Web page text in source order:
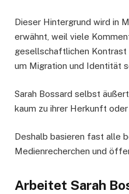
Dieser Hintergrund wird in
erwähnt, weil viele
gesellschaftlichen
um Migration und Identität
Sarah Bossard selbst
kaum zu ihrer Herkunft
Deshalb basieren fast alle
Medienrecherchen und
Arbeitet Sarah